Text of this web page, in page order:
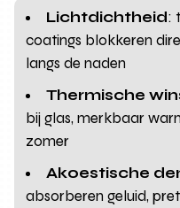
Lichtdichtheid:
coatings blokkeren
langs de naden
Thermische
bij glas, merkbaar
zomer
Akoestische
absorberen geluid,